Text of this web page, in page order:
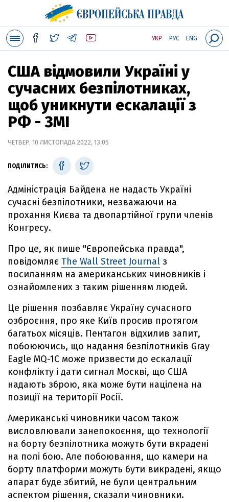
УКР РУС ENG
США відмовили Україні у
сучасних безпілотниках,
щоб уникнути ескалації з
РФ - ЗМІ
ЧЕТВЕР, 10 ЛИСТОПАДА 2022, 13:05
ПОДІЛИТИСЬ:
Адміністрація Байдена не надасть Україні
сучасні безпілотники, незважаючи на
прохання Києва та двопартійної групи членів
Конгресу.
Про це, як пише "Європейська правда",
повідомляє The Wall Street Journal з
посиланням на американських чиновників і
ознайомлених з таким рішенням людей.
Це рішення позбавляє Україну сучасного
озброєння, про яке Київ просив протягом
багатьох місяців. Пентагон відхилив запит,
побоюючись, що надання безпілотників Gray
Eagle MQ-1C може призвести до ескалації
конфлікту і дати сигнал Москві, що США
надають зброю, яка може бути націлена на
позиції на території Росії.
Американські чиновники часом також
висловлювали занепокоєння, що технології
на борту безпілотника можуть бути вкрадені
на полі бою. Але побоювання, що камери на
борту платформи можуть бути викрадені, якщо
апарат буде збитий, не були центральним
аспектом рішення, сказали чиновники.